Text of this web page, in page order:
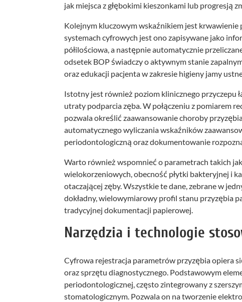
jak miejsca z głębokimi kieszonkami lub progresją
Kolejnym kluczowym wskaźnikiem jest krwawienie
systemach cyfrowych jest ono zapisywane jako
półilościowa, a następnie automatycznie
odsetek BOP świadczy o aktywnym stanie
oraz edukacji pacjenta w zakresie higieny jamy
Istotny jest również poziom klinicznego przyczepu
utraty podparcia zęba. W połączeniu z pomiarem
pozwala określić zaawansowanie choroby
automatycznego wyliczania wskaźników
periodontologiczną oraz dokumentowanie
Warto również wspomnieć o parametrach takich jak
wielokorzeniowych, obecność płytki bakteryjnej i
otaczającej zęby. Wszystkie te dane, zebrane w
dokładny, wielowymiarowy profil stanu przyzębia
tradycyjnej dokumentacji papierowej.
Narzędzia i technologie
Cyfrowa rejestracja parametrów przyzębia opiera
oraz sprzętu diagnostycznego. Podstawowym
periodontologicznej, często zintegrowany z
stomatologicznym. Pozwala on na tworzenie